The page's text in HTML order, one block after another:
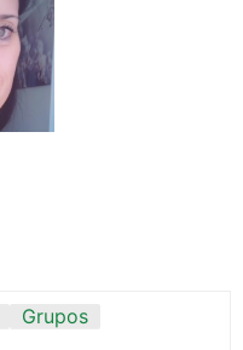
Grupos